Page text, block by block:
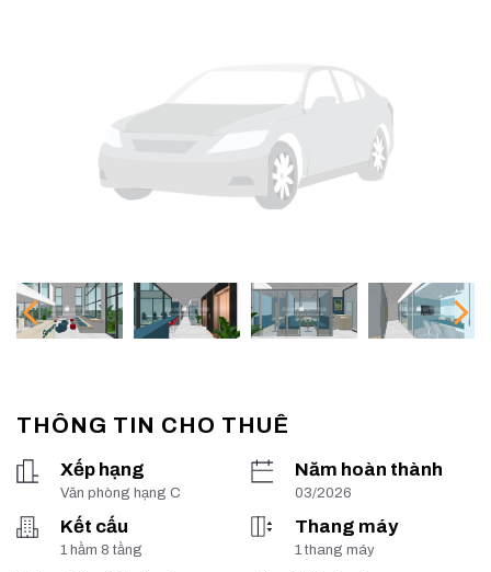
THÔNG TIN CHO THUÊ
Xếp hạng
Văn phòng hạng C
Năm hoàn thành
03/2026
Kết cấu
1 hầm 8 tầng
Thang máy
1 thang máy